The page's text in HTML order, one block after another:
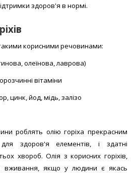
здоров'я в нормі.
такими корисними речовинами:
олеїнова, лаврова)
вітаміни
цинк, йод, мідь, залізо
роблять олію горіха прекрасним
здоров'я елементів, і здатні
хвороб. Олія з корисних горіхів,
якщо у людини є якась